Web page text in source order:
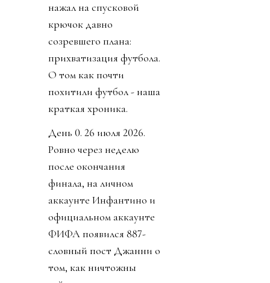
нажал на спусковой
крючок давно
созревшего плана:
прихватизация футбола.
О том как почти
похитили футбол - наша
краткая хроника.
День 0. 26 июля 2026.
Ровно через неделю
после окончания
финала, на личном
аккаунте Инфантино и
официальном аккаунте
ФИФА появился 887-
словный пост Джанни о
том, как ничтожны